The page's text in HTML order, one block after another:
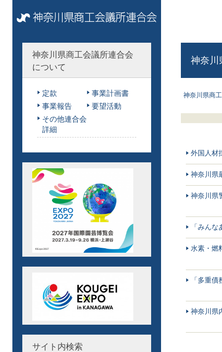
神奈川
神奈川県商
外国人材
神奈川県
神奈川県
「みん
水素・燃
「多重
神奈川県
神奈川県商工会議所連合会
について
定款
事業計画書
事業報告
要望活動
その他連合会
詳細
サイト内検索